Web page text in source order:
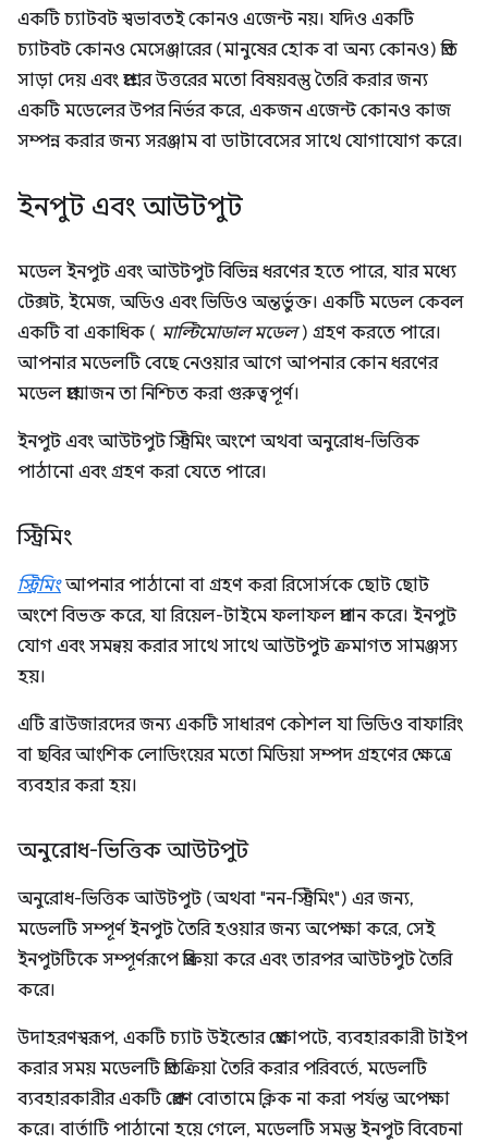
একটি চ্যাটবট স্বভাবতই কোনও এজেন্ট নয়। যদিও একটি
চ্যাটবট কোনও মেসেঞ্জারের (মানুষের হোক বা অন্য কোনও) প্রতি
সাড়া দেয় এবং প্রশ্নের উত্তরের মতো বিষয়বস্তু তৈরি করার জন্য
একটি মডেলের উপর নির্ভর করে, একজন এজেন্ট কোনও কাজ
সম্পন্ন করার জন্য সরঞ্জাম বা ডাটাবেসের সাথে যোগাযোগ করে।
ইনপুট এবং আউটপুট
মডেল ইনপুট এবং আউটপুট বিভিন্ন ধরণের হতে পারে, যার মধ্যে
টেক্সট, ইমেজ, অডিও এবং ভিডিও অন্তর্ভুক্ত। একটি মডেল কেবল
একটি বা একাধিক ( মাল্টিমোডাল মডেল) গ্রহণ করতে পারে।
আপনার মডেলটি বেছে নেওয়ার আগে আপনার কোন ধরণের
মডেল প্রয়োজন তা নিশ্চিত করা গুরুত্বপূর্ণ।
ইনপুট এবং আউটপুট স্ট্রিমিং অংশে অথবা অনুরোধ-ভিত্তিক
পাঠানো এবং গ্রহণ করা যেতে পারে।
স্ট্রিমিং
স্ট্রিমিংআপনার পাঠানো বা গ্রহণ করা রিসোর্সকে ছোট ছোট
অংশে বিভক্ত করে, যা রিয়েল-টাইমে ফলাফল প্রদান করে। ইনপুট
যোগ এবং সমন্বয় করার সাথে সাথে আউটপুট ক্রমাগত সামঞ্জস্য
হয়।
এটি ব্রাউজারদের জন্য একটি সাধারণ কৌশল যা ভিডিও বাফারিং
বা ছবির আংশিক লোডিংয়ের মতো মিডিয়া সম্পদ গ্রহণের ক্ষেত্রে
ব্যবহার করা হয়।
অনুরোধ-ভিত্তিক আউটপুট
অনুরোধ-ভিত্তিক আউটপুট (অথবা "নন-স্ট্রিমিং") এর জন্য,
মডেলটি সম্পূর্ণ ইনপুট তৈরি হওয়ার জন্য অপেক্ষা করে, সেই
ইনপুটটিকে সম্পূর্ণরূপে প্রক্রিয়া করে এবং তারপর আউটপুট তৈরি
করে।
উদাহরণস্বরূপ, একটি চ্যাট উইন্ডোর প্রেক্ষাপটে, ব্যবহারকারী টাইপ
করার সময় মডেলটি প্রতিক্রিয়া তৈরি করার পরিবর্তে, মডেলটি
ব্যবহারকারীর একটি প্রেরণ বোতামে ক্লিক না করা পর্যন্ত অপেক্ষা
করে। বার্তাটি পাঠানো হয়ে গেলে, মডেলটি সমস্ত ইনপুট বিবেচনা